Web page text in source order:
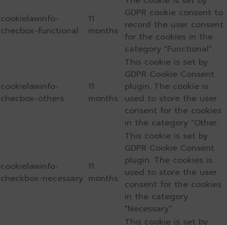
cookielawinfo-
checbox-functional
11
months
GDPR cookie consent to
record the user consent
for the cookies in the
category "Functional".
cookielawinfo-
checbox-others
11
months
This cookie is set by
GDPR Cookie Consent
plugin. The cookie is
used to store the user
consent for the cookies
in the category "Other.
cookielawinfo-
checkbox-necessary
11
months
This cookie is set by
GDPR Cookie Consent
plugin. The cookies is
used to store the user
consent for the cookies
in the category
"Necessary".
This cookie is set by